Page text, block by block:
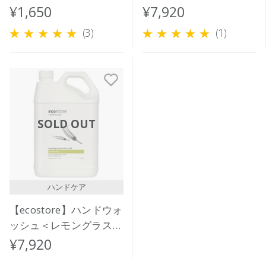
＜ワイルドローズ＆シダ
ー＞ 850mL
¥1,650
(3)
＆シダー＞5L
¥7,920
(1)
SOLD OUT
ハンドケア
【ecostore】ハンドウォ
ッシュ＜レモングラス＆
ライムリーフ＞５L
¥7,920